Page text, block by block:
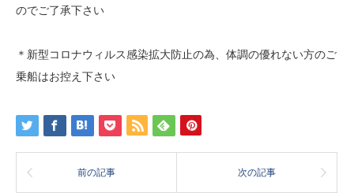
のでご了承下さい
＊新型コロナウィルス感染拡大防止の為、体調の優れない方のご
乗船はお控え下さい
前の記事 次の記事